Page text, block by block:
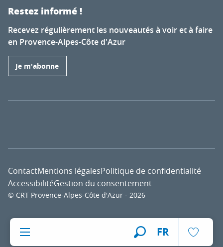
FR
Restez informé !
Recevez régulièrement les nouveautés à voir et à faire
en Provence-Alpes-Côte d'Azur
Je m'abonne
© CRT Provence-Alpes-Côte d'Azur - 2026
ContactMentions légalesPolitique de confidentialité
AccessibilitéGestion du consentement